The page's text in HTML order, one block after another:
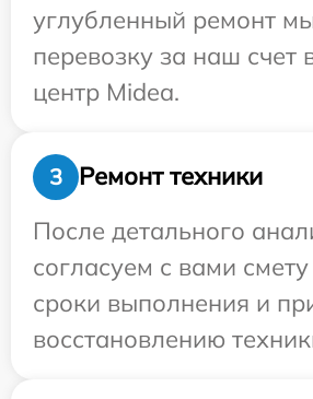
углубленный ремонт
перевозку за наш счет
центр Midea.
3
Ремонт техники
После детального
согласуем с вами смету
сроки выполнения и
восстановлению